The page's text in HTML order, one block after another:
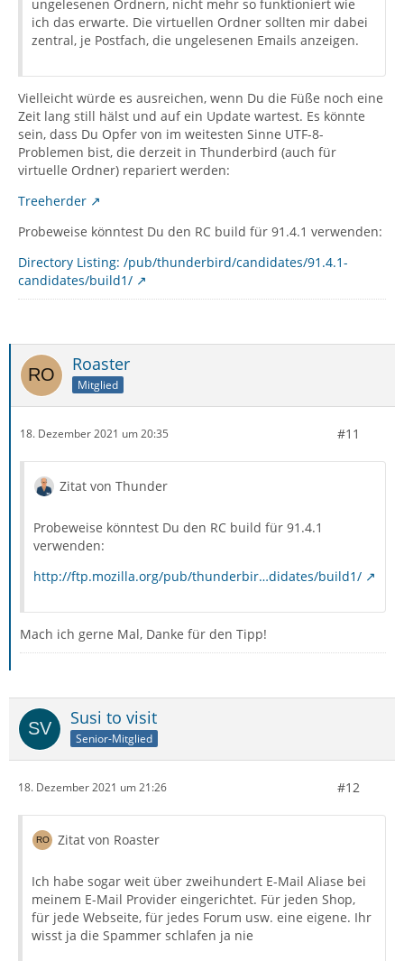
ungelesenen Ordnern, nicht mehr so funktioniert wie
ich das erwarte. Die virtuellen Ordner sollten mir dabei
zentral, je Postfach, die ungelesenen Emails anzeigen.
Vielleicht würde es ausreichen, wenn Du die Füße noch eine
Zeit lang still hälst und auf ein Update wartest. Es könnte
sein, dass Du Opfer von im weitesten Sinne UTF-8-
Problemen bist, die derzeit in Thunderbird (auch für
virtuelle Ordner) repariert werden:
Treeherder
Probeweise könntest Du den RC build für 91.4.1 verwenden:
Directory Listing: /pub/thunderbird/candidates/91.4.1-
candidates/build1/
Roaster
Mitglied
18. Dezember 2021 um 20:35 #11
Zitat von Thunder
Probeweise könntest Du den RC build für 91.4.1
verwenden:
http://ftp.mozilla.org/pub/thunderbir…didates/build1/
Mach ich gerne Mal, Danke für den Tipp!
Susi to visit
Senior-Mitglied
18. Dezember 2021 um 21:26 #12
Zitat von Roaster
Ich habe sogar weit über zweihundert E-Mail Aliase bei
meinem E-Mail Provider eingerichtet. Für jeden Shop,
für jede Webseite, für jedes Forum usw. eine eigene. Ihr
wisst ja die Spammer schlafen ja nie